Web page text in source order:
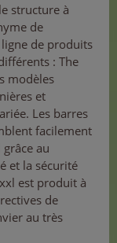
structure à
de
de produits
: The
modèles
et
Les barres
facilement
au
et la sécurité
est produit à
de
au très